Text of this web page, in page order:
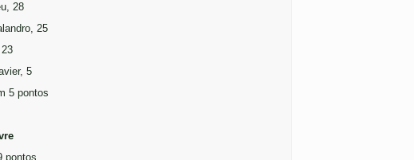
28
25
5
5 pontos
pontos